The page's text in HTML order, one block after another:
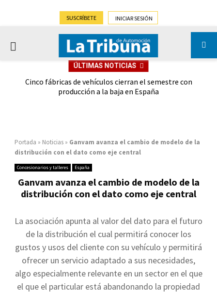
SUSCRÍBETE INICIAR SESIÓN
PRIMARY
ÚLTIMAS NOTICIAS
Cinco fábricas de vehículos cierran el semestre con
producción a la baja en España
Portada » Noticias » Ganvam avanza el cambio de modelo de la
distribución con el dato como eje central
Concesionarios y talleres España
Ganvam avanza el cambio de modelo de la
distribución con el dato como eje central
La asociación apunta al valor del dato para el futuro
de la distribución el cual permitirá conocer los
gustos y usos del cliente con su vehículo y permitirá
ofrecer un servicio adaptado a sus necesidades,
algo especialmente relevante en un sector en el que
el que el particular está abandonando la propiedad